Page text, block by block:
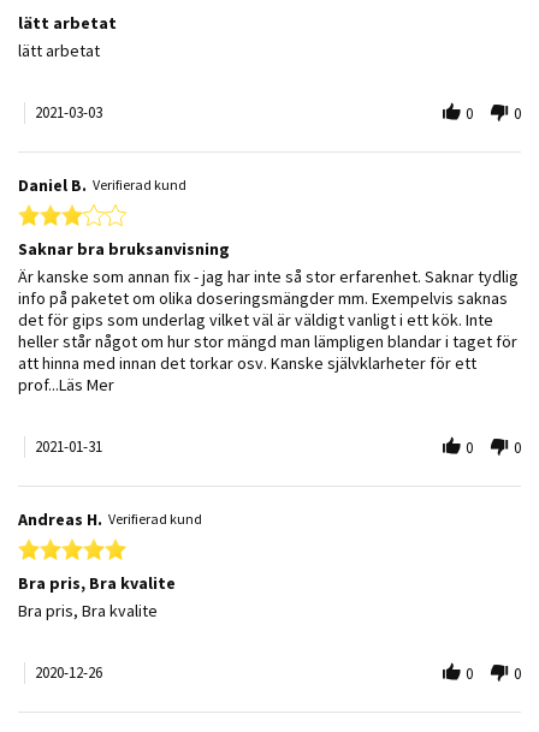
lätt arbetat
Review by Fredrik O. on 3 Mar 2021
review stating lätt arbetat
lätt arbetat
2021-03-03 0 0
Daniel B. Verifierad kund
3.0 star rating
Saknar bra bruksanvisning
Review by Daniel B. on 31 Jan 2021
review stating Saknar bra bruksanvisning
Är kanske som annan fix - jag har inte så stor erfarenhet. Saknar tydlig
info på paketet om olika doseringsmängder mm. Exempelvis saknas
det för gips som underlag vilket väl är väldigt vanligt i ett kök. Inte
heller står något om hur stor mängd man lämpligen blandar i taget för
att hinna med innan det torkar osv. Kanske självklarheter för ett
prof...Läs MerRead more about review stating Saknar bra bruksanvisning
2021-01-31 0 0
Andreas H. Verifierad kund
5.0 star rating
Bra pris, Bra kvalite
Review by Andreas H. on 26 Dec 2020
review stating Bra pris, Bra kvalite
Bra pris, Bra kvalite
2020-12-26 0 0